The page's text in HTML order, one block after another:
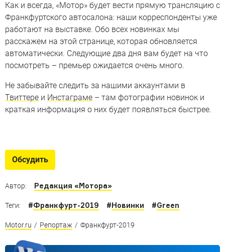
Как и всегда, «Мотор» будет вести прямую трансляцию с
Франкфуртского автосалона: наши корреспонденты уже
работают на выставке. Обо всех новинках мы
расскажем на этой странице, которая обновляется
автоматически. Следующие два дня вам будет на что
посмотреть – премьер ожидается очень много.
Не забывайте следить за нашими аккаунтами в
Твиттере и Инстаграме – там фотографии новинок и
краткая информация о них будет появляться быстрее.
Обсудить
Автор: Редакция «Мотора»
Теги: #Франкфурт-2019 #Новинки #Green
Motor.ru / Репортаж / Франкфурт-2019